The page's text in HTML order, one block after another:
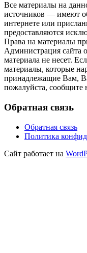
Все материалы на
источников — имеют
интернете или
предоставляются
Права на материалы
Администрация сайта
материала не несет.
материалы, которые
принадлежащие Вам,
пожалуйста, сообщите
Обратная связь
Обратная связь
Политика
Сайт работает на